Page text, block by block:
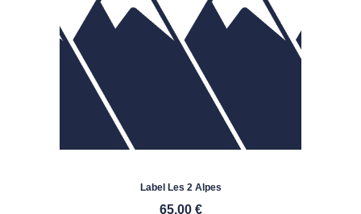
Label Les 2 Alpes
65,00 €